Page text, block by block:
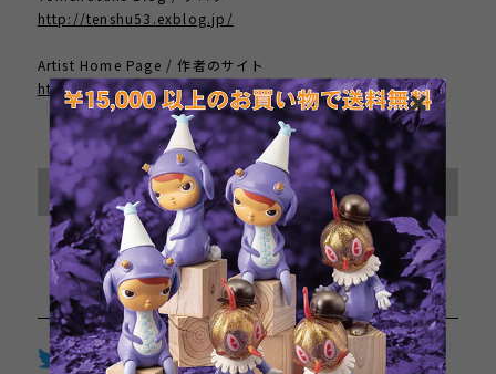
http://tenshu53.exblog.jp/
Artist Home Page / 作者のサイト
http://hifructose.com/
International shipping available
Sold out
日本国内にお住まいの方向け
Twitter LINE Facebook